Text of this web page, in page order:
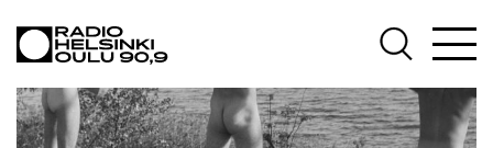
AJANKOHTAISTA
OHJELMAT